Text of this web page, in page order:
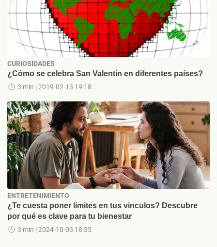
CURIOSIDADES
¿Cómo se celebra San Valentín en diferentes países?
3 min | 2019-02-13 19:18
ENTRETENIMIENTO
¿Te cuesta poner límites en tus vinculos? Descubre
por qué es clave para tu bienestar
3 min | 2024-10-03 18:35